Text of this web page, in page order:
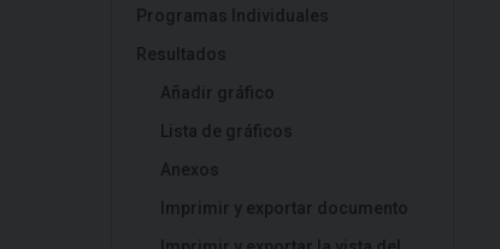
Programas Individuales
Resultados
Añadir gráfico
Lista de gráficos
Anexos
Imprimir y exportar documento